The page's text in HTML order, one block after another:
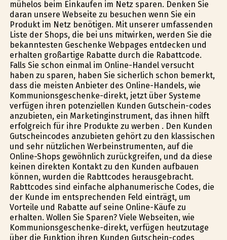
mühelos beim Einkaufen im Netz sparen. Denken Sie
daran unsere Webseite zu besuchen wenn Sie ein
Produkt im Netz benötigen. Mit unserer umfassenden
Liste der Shops, die bei uns mitwirken, werden Sie die
bekanntesten Geschenke Webpages entdecken und
erhalten großartige Rabatte durch die Rabattcode.
Falls Sie schon einmal im Online-Handel versucht
haben zu sparen, haben Sie sicherlich schon bemerkt,
dass die meisten Anbieter des Online-Handels, wie
Kommunionsgeschenke-direkt, jetzt über Systeme
verfügen ihren potenziellen Kunden Gutschein-codes
anzubieten, ein Marketinginstrument, das ihnen hilft
erfolgreich für ihre Produkte zu werben . Den Kunden
Gutscheincodes anzubieten gehört zu den klassischen
und sehr nützlichen Werbeinstrumenten, auf die
Online-Shops gewöhnlich zurückgreifen, und da diese
keinen direkten Kontakt zu den Kunden aufbauen
können, wurden die Rabttcodes herausgebracht.
Rabttcodes sind einfache alphanumerische Codes, die
der Kunde im entsprechenden Feld einträgt, um
Vorteile und Rabatte auf seine Online-Käufe zu
erhalten. Wollen Sie Sparen? Viele Webseiten, wie
Kommunionsgeschenke-direkt, verfügen heutzutage
über die Funktion ihren Kunden Gutschein-codes